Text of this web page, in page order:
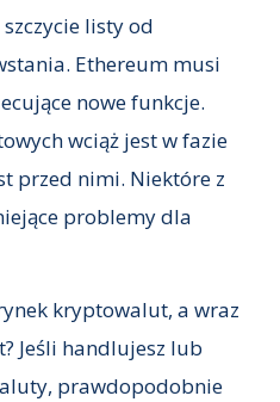
listy od
Ethereum musi
nowe funkcje.
wciąż jest w fazie
przed nimi. Niektóre z
problemy dla
kryptowalut, a wraz
Jeśli handlujesz lub
prawdopodobnie